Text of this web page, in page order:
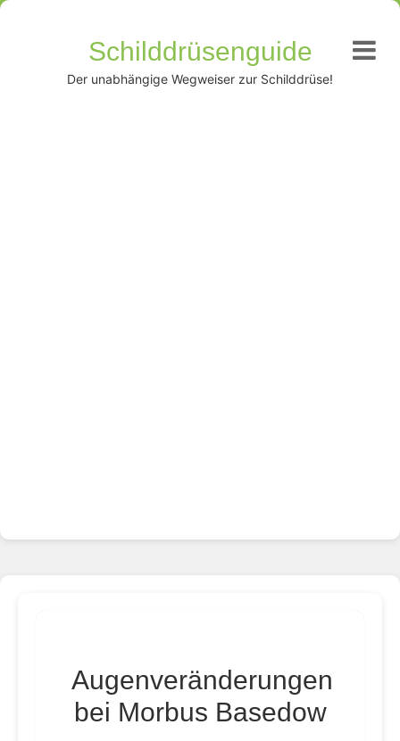
Schilddrüsenguide
Der unabhängige Wegweiser zur Schilddrüse!
Augenveränderungen
bei Morbus Basedow